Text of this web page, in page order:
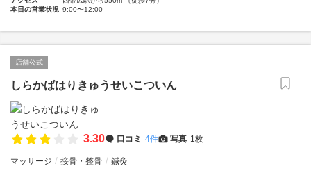
本日の営業状況 9:00〜12:00
店舗公式
しらかばはりきゅうせいこついん
3.30 口コミ 4件 写真 1枚
マッサージ 接骨・整骨 鍼灸